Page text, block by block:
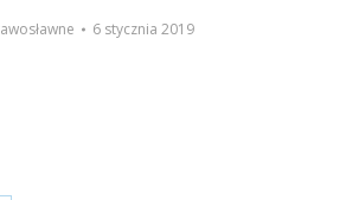
6 stycznia 2019